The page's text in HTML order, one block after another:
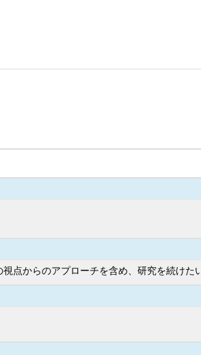
点からのアプローチを含め、研究を続けた